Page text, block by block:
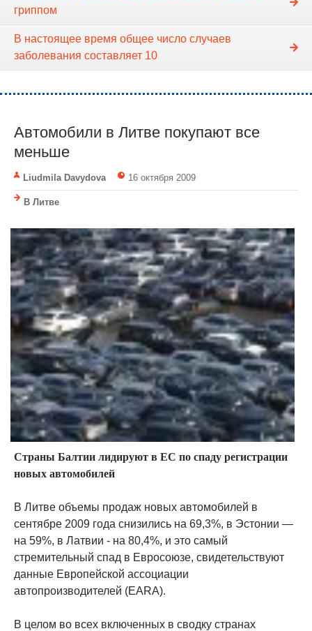
гриппом
В настоящее время общее число случаев
заболевания составляет 10
Автомобили в Литве покупают все
меньше
Liudmila Davydova 16 октября 2009
В Литве
Страны Балтии лидируют в ЕС по спаду регистрации
новых автомобилей
В Литве объемы продаж новых автомобилей в
сентябре 2009 года снизились на 69,3%, в Эстонии —
на 59%, в Латвии - на 80,4%, и это самый
стремительный спад в Евросоюзе, свидетельствуют
данные Европейской ассоциации
автопроизводителей (EARA).
В целом во всех включенных в сводку странах